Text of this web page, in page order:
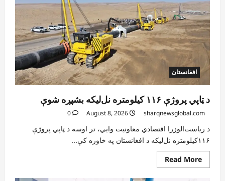
روسیې
په
تازه
بریدونو
کې
درې
کسان
وژل
شوي
افغانستان
د ټاپي پروژې ۱۱۶ کیلومتره نل‌لیکه بشپړه شوې
sharqnewsglobal.com
0
د ریاست‌الوزرا اقتصادي معاونیت وایي، تر اوسه د ټاپي پروژې
۱۱۶کیلومتره نل‌لیکه د افغانستان په خاوره کې...
Read More
more